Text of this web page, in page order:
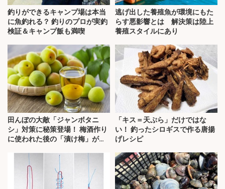
釣りができるキャンプ場は本当
に魚釣れる？ 釣りのプロが実釣
検証＆キャンプ飯も満喫
逃げ出した養殖魚が環境にもた
らす悪影響とは 解決策は陸上
養殖スタイルにあり
田んぼの大敵「ジャンボタニ
シ」対策に秘策登場！ 梅酒作り
に使われた後の「漬け梅」が効
「キス＝天ぷら」だけではな
い！ 釣ったシロギスで作る唐揚
げレシピ